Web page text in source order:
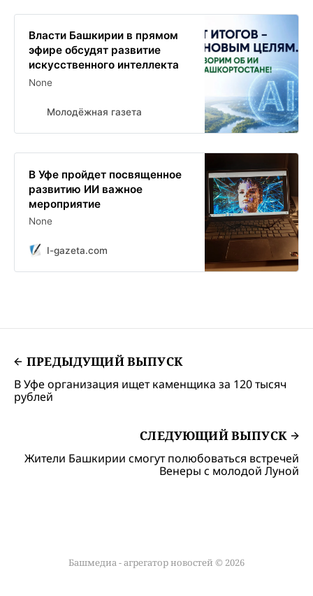
Власти Башкирии в прямом
эфире обсудят развитие
искусственного интеллекта
None
Молодёжная газета
В Уфе пройдет посвященное
развитию ИИ важное
мероприятие
None
I-gazeta.com
ПРЕДЫДУЩИЙ ВЫПУСК
В Уфе организация ищет каменщика за 120 тысяч
рублей
СЛЕДУЮЩИЙ ВЫПУСК
Жители Башкирии смогут полюбоваться встречей
Венеры с молодой Луной
Башмедиа - агрегатор новостей © 2026